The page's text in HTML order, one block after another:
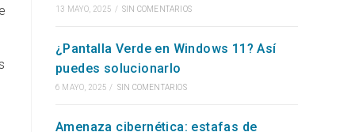
13 MAYO, 2025 / SIN COMENTARIOS
¿Pantalla Verde en Windows 11? Así
puedes solucionarlo
6 MAYO, 2025 / SIN COMENTARIOS
Amenaza cibernética: estafas de